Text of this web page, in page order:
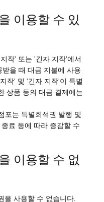
이용할 수 있
작' 또는 '긴자 지작'에서
을 때 대금 지불에 사용
작' 및 '긴자 지작'이 특별
상품 등의 대금 결제에는
포는 특별회석권 발행 및
료 등에 따라 증감할 수
이용할 수 없
을 사용할 수 없습니다.